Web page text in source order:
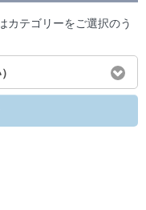
カテゴリーをご選択のう